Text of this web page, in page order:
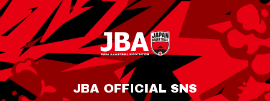
JBA OFFICIAL SNS